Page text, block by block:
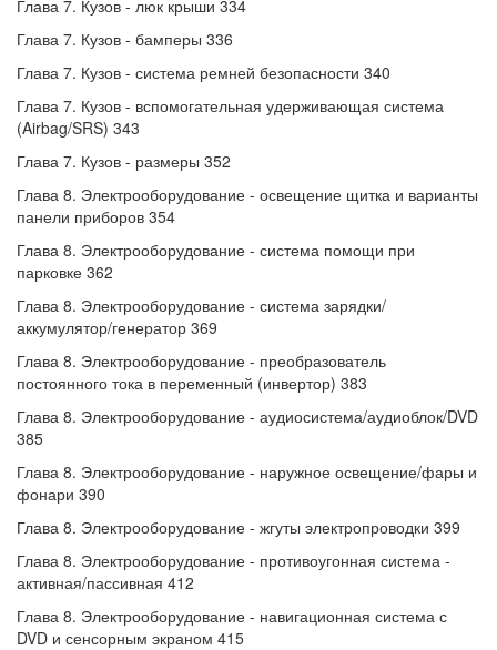
Глава 7. Кузов - люк крыши 334
Глава 7. Кузов - бамперы 336
Глава 7. Кузов - система ремней безопасности 340
Глава 7. Кузов - вспомогательная удерживающая система
(Airbag/SRS) 343
Глава 7. Кузов - размеры 352
Глава 8. Электрооборудование - освещение щитка и варианты
панели приборов 354
Глава 8. Электрооборудование - система помощи при
парковке 362
Глава 8. Электрооборудование - система зарядки/
аккумулятор/генератор 369
Глава 8. Электрооборудование - преобразователь
постоянного тока в переменный (инвертор) 383
Глава 8. Электрооборудование - аудиосистема/аудиоблок/DVD
385
Глава 8. Электрооборудование - наружное освещение/фары и
фонари 390
Глава 8. Электрооборудование - жгуты электропроводки 399
Глава 8. Электрооборудование - противоугонная система -
активная/пассивная 412
Глава 8. Электрооборудование - навигационная система с
DVD и сенсорным экраном 415